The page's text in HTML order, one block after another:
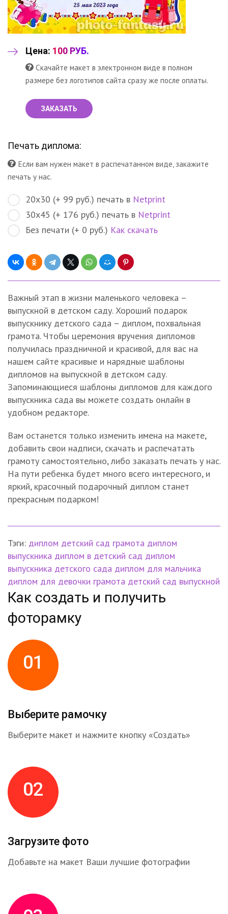
Цена: 100 РУБ.
Скачайте макет в электронном виде в полном
размере без логотипов сайта сразу же после оплаты.
ЗАКАЗАТЬ
Печать диплома:
Если вам нужен макет в распечатанном виде, закажите
печать у нас.
20х30 (+ 99 руб.) печать в Netprint
30х45 (+ 176 руб.) печать в Netprint
Без печати (+ 0 руб.) Как скачать
Важный этап в жизни маленького человека –
выпускной в детском саду. Хороший подарок
выпускнику детского сада – диплом, похвальная
грамота. Чтобы церемония вручения дипломов
получилась праздничной и красивой, для вас на
нашем сайте красивые и нарядные шаблоны
дипломов на выпускной в детском саду.
Запоминающиеся шаблоны дипломов для каждого
выпускника сада вы можете создать онлайн в
удобном редакторе.
Вам останется только изменить имена на макете,
добавить свои надписи, скачать и распечатать
грамоту самостоятельно, либо заказать печать у нас.
На пути ребенка будет много всего интересного, и
яркий, красочный подарочный диплом станет
прекрасным подарком!
Тэги: диплом детский сад грамота диплом
выпускника диплом в детский сад диплом
выпускника детского сада диплом для мальчика
диплом для девочки грамота детский сад выпускной
Как создать и получить
фоторамку
01
Выберите рамочку
Выберите макет и нажмите кнопку «Создать»
02
Загрузите фото
Добавьте на макет Ваши лучшие фотографии